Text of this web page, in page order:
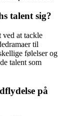
talent sig?
ved at tackle
til
følelser og
talent som
på